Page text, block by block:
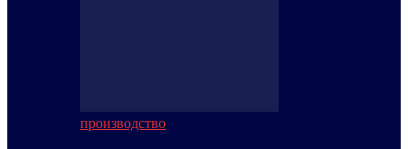
производство